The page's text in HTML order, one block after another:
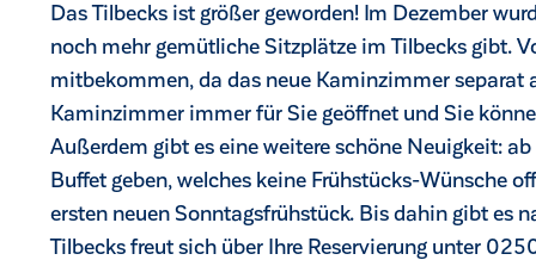
Das Tilbecks ist größer geworden! Im Dezember
noch mehr gemütliche Sitzplätze im Tilbecks gibt.
mitbekommen, da das neue Kaminzimmer separat
Kaminzimmer immer für Sie geöffnet und Sie
Außerdem gibt es eine weitere schöne Neuigkeit:
Buffet geben, welches keine Frühstücks-Wünsche
ersten neuen Sonntagsfrühstück. Bis dahin gibt es
Tilbecks freut sich über Ihre Reservierung unter